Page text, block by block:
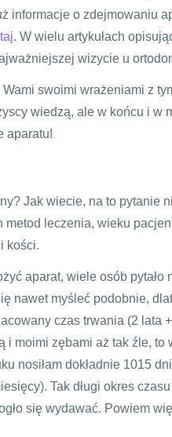
informacje o zdejmowaniu
. W wielu artykułach
wizycie u
swoimi wrażeniami z
wiedzą, ale w końcu i w
aparatu!
Jak wiecie, na to pytanie
metod leczenia, wieku
kości.
aparat, wiele osób
nawet myśleć podobnie,
czas trwania (2 lata
i moimi zębami aż tak źle,
nosiłam dokładnie 1015
Tak długi okres
się wydawać. Powiem